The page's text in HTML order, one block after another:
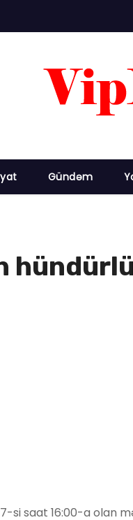
Gündəm
saat 16:00-a olan